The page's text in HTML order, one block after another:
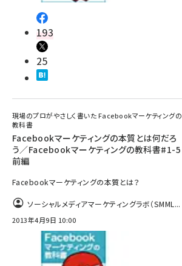
193
25
現場のプロがやさしく書いた Facebookマーケティングの
教科書
Facebookマーケティングの本質とは何だろ
う／Facebookマーケティングの教科書#1-5
前編
Facebookマーケティングの本質とは？
ソーシャルメディアマーケティングラボ（SMML...
2013年4月9日 10:00